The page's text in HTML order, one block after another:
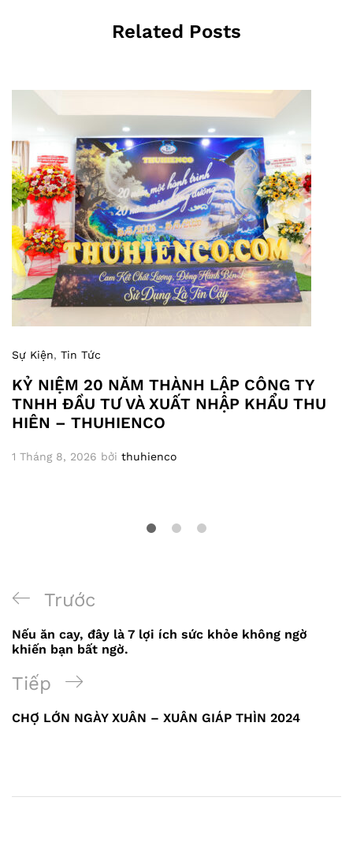
Related Posts
Sự Kiện, Tin Tức
KỶ NIỆM 20 NĂM THÀNH LẬP CÔNG TY
TNHH ĐẦU TƯ VÀ XUẤT NHẬP KHẨU THU
HIÊN – THUHIENCO
1 Tháng 8, 2026 bởi thuhienco
Điều
hướng
bài
viết
Bài
trước
Trước
Nếu ăn cay, đây là 7 lợi ích sức khỏe không ngờ
khiến bạn bất ngờ.
Bài
tiếp
Tiếp
CHỢ LỚN NGÀY XUÂN – XUÂN GIÁP THÌN 2024